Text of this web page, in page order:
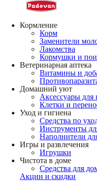
Кормление
Корм
Заменители
Лакомства
Кормушки и
Ветеринарная аптека
Витамины и
Домашний уют
Аксессуары для
Клетки и
Уход и гигиена
Средства по
Инструменты
Наполнители
Игры и развлечения
Игрушки
Чистота в доме
Средства для
Акции и скидки